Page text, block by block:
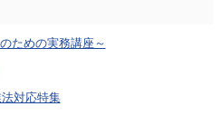
ための実務講座～
対応特集